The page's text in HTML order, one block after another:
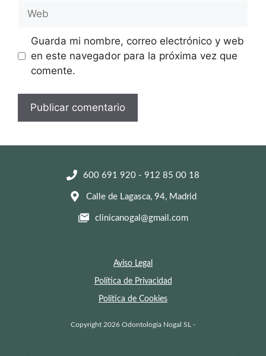
Web
Guarda mi nombre, correo electrónico y web
en este navegador para la próxima vez que
comente.
600 691 920 - 912 85 00 18
Calle de Lagasca, 94, Madrid
clinicanogal@gmail.com
Aviso Legal
Política de Privacidad
Política de Cookies
Copyright 2026 Odontología Nogal SL -